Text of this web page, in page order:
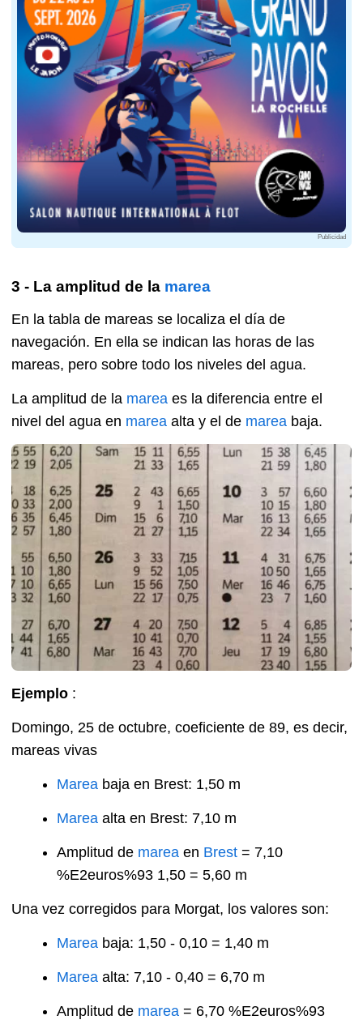
Publicidad
3 - La amplitud de la marea
En la tabla de mareas se localiza el día de
navegación. En ella se indican las horas de las
mareas, pero sobre todo los niveles del agua.
La amplitud de la marea es la diferencia entre el
nivel del agua en marea alta y el de marea baja.
Ejemplo :
Domingo, 25 de octubre, coeficiente de 89, es decir,
mareas vivas
Marea baja en Brest: 1,50 m
Marea alta en Brest: 7,10 m
Amplitud de marea en Brest = 7,10
%E2euros%93 1,50 = 5,60 m
Una vez corregidos para Morgat, los valores son:
Marea baja: 1,50 - 0,10 = 1,40 m
Marea alta: 7,10 - 0,40 = 6,70 m
Amplitud de marea = 6,70 %E2euros%93